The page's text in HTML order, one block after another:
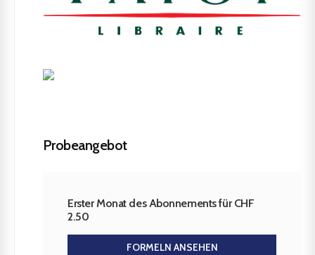
Probeangebot
Erster Monat des Abonnements für CHF
2.50
FORMELN ANSEHEN